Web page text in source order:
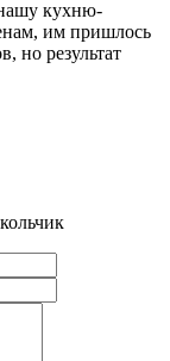
кухню-
им пришлось
но результат